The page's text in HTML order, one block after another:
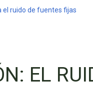
el ruido de fuentes fijas
EL